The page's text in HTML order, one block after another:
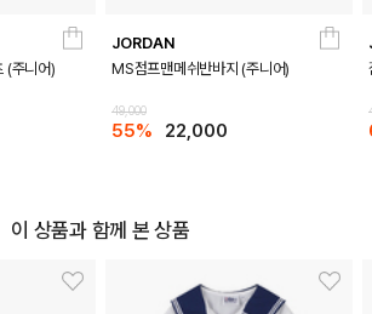
(주니어)
JORDAN
MS점프맨메쉬반바지 (주니어)
49,000
55% 22,000
이 상품과 함께 본 상품